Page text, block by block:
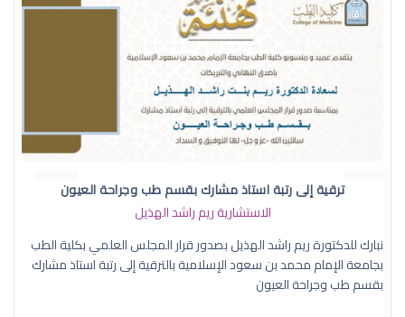
ترقية إلى رتبة استاذ مشارك بقسم طب وجراحة العيون
الاستشارية ريم راشد الهذيل
نبارك للدكتورة ريم راشد الهذيل بصدور قرار المجلس العلمي بكلية الطب
بجامعة الإمام محمد بن سعود الإسلامية بالترقية إلى رتبة استاذ مشارك
بقسم طب وجراحة العيون